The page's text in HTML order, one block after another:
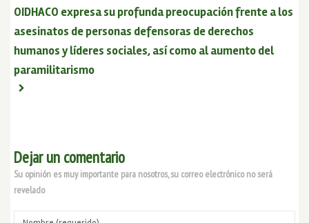
OIDHACO expresa su profunda preocupación frente a los
asesinatos de personas defensoras de derechos
humanos y líderes sociales, así como al aumento del
paramilitarismo
Dejar un comentario
Su opinión es muy importante para nosotros, su correo electrónico no será
revelado